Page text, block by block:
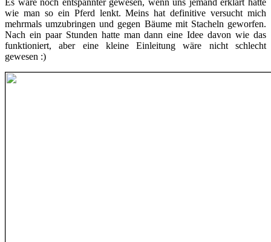
Es wäre noch entspannter gewesen, wenn uns jemand erklärt hätte
wie man so ein Pferd lenkt. Meins hat definitive versucht mich
mehrmals umzubringen und gegen Bäume mit Stacheln geworfen.
Nach ein paar Stunden hatte man dann eine Idee davon wie das
funktioniert, aber eine kleine Einleitung wäre nicht schlecht
gewesen :)